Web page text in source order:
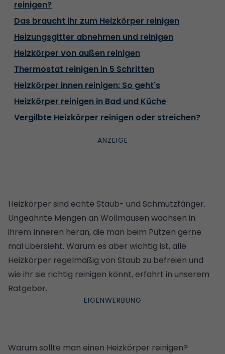
reinigen?
Das braucht ihr zum Heizkörper reinigen
Heizungsgitter abnehmen und reinigen
Heizkörper von außen reinigen
Thermostat reinigen in 5 Schritten
Heizkörper innen reinigen: So geht's
Heizkörper reinigen in Bad und Küche
Vergilbte Heizkörper reinigen oder streichen?
Heizkörper sind echte Staub- und Schmutzfänger.
Ungeahnte Mengen an Wollmäusen wachsen in
ihrem Inneren heran, die man beim Putzen gerne
mal übersieht. Warum es aber wichtig ist, alle
Heizkörper regelmäßig von Staub zu befreien und
wie ihr sie richtig reinigen könnt, erfahrt in unserem
Ratgeber.
Warum sollte man einen Heizkörper reinigen?